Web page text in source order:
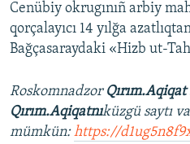
Cenübiy okrugınıñ arbiy
qorçalayıcı 14 yılğa
Bağçasaraydaki «Hizb ut-
Roskomnadzor Qırım.Aqiqat
Qırım.Aqiqatnıküzgü saytı
mümkün:https://